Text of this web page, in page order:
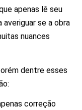
apenas lê seu
se a obra
nuances
dentre esses
correção